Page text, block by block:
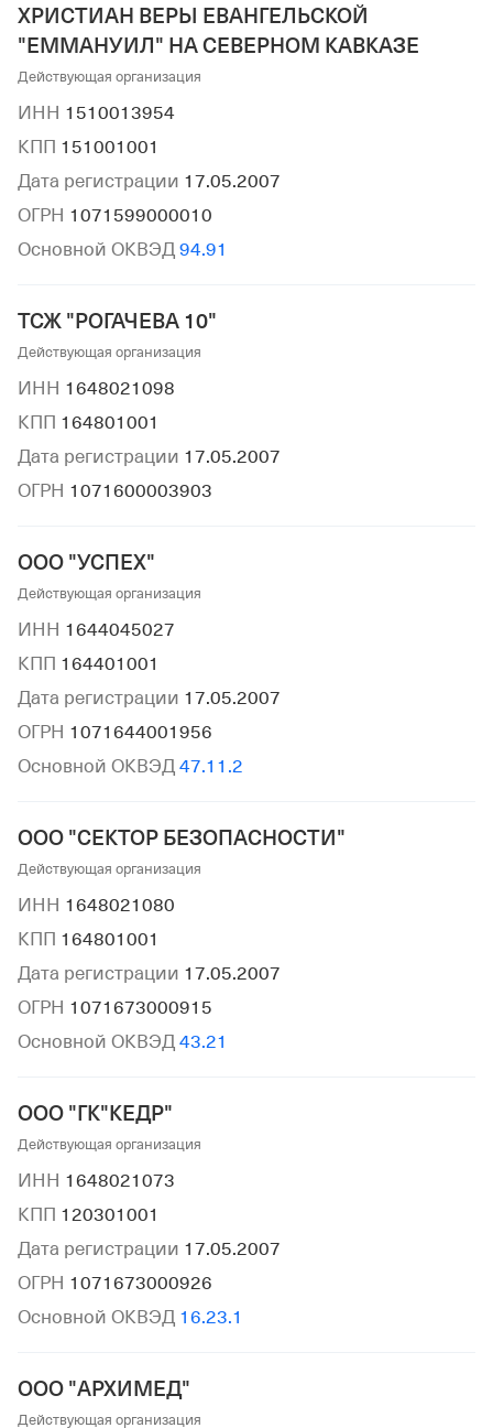
ХРИСТИАН ВЕРЫ ЕВАНГЕЛЬСКОЙ
"ЕММАНУИЛ" НА СЕВЕРНОМ КАВКАЗЕ
Действующая организация
ИНН 1510013954
КПП 151001001
Дата регистрации 17.05.2007
ОГРН 1071599000010
Основной ОКВЭД 94.91
ТСЖ "РОГАЧЕВА 10"
Действующая организация
ИНН 1648021098
КПП 164801001
Дата регистрации 17.05.2007
ОГРН 1071600003903
ООО "УСПЕХ"
Действующая организация
ИНН 1644045027
КПП 164401001
Дата регистрации 17.05.2007
ОГРН 1071644001956
Основной ОКВЭД 47.11.2
ООО "СЕКТОР БЕЗОПАСНОСТИ"
Действующая организация
ИНН 1648021080
КПП 164801001
Дата регистрации 17.05.2007
ОГРН 1071673000915
Основной ОКВЭД 43.21
ООО "ГК"КЕДР"
Действующая организация
ИНН 1648021073
КПП 120301001
Дата регистрации 17.05.2007
ОГРН 1071673000926
Основной ОКВЭД 16.23.1
ООО "АРХИМЕД"
Действующая организация